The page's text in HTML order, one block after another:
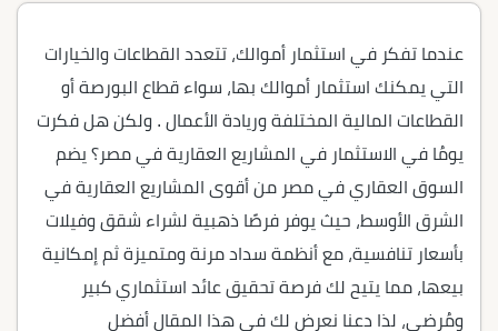
عندما تفكر في استثمار أموالك، تتعدد القطاعات والخيارات
التي يمكنك استثمار أموالك بها، سواء قطاع البورصة أو
القطاعات المالية المختلفة وريادة الأعمال . ولكن هل فكرت
يومُا في الاستثمار في المشاريع العقارية في مصر؟ يضم
السوق العقاري في مصر من أقوى المشاريع العقارية في
الشرق الأوسط، حيث يوفر فرصًا ذهبية لشراء شقق وفيلات
بأسعار تنافسية، مع أنظمة سداد مرنة ومتميزة ثم إمكانية
بيعها، مما يتيح لك فرصة تحقيق عائد استثماري كبير
ومُرضي، لذا دعنا نعرض لك في هذا المقال أفضل